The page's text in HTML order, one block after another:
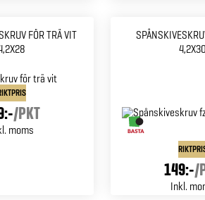
FÖR TRÄ VIT
/PKT
moms
4,2X30
149:-/
Inkl.